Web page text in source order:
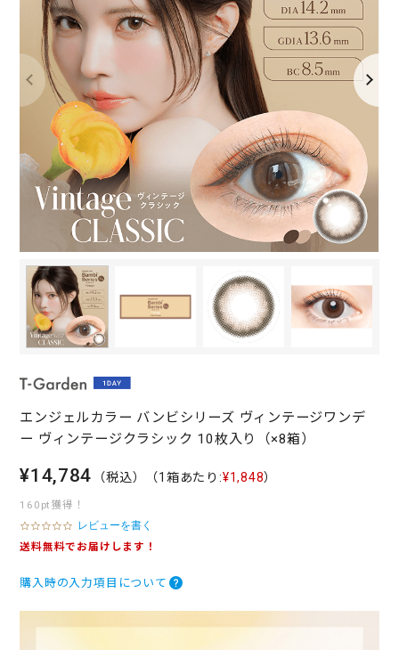
エンジェルカラー バンビシリーズ ヴィンテージワンデ
ー ヴィンテージクラシック 10枚入り（×8箱）
¥14,784 （税込） （1箱あたり:¥1,848）
160pt獲得！
0
.
t
レビューを書く
送料無料でお届けします！
購入時の入力項目について